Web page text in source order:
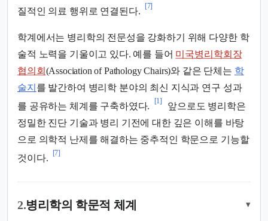
질적인 의료 행위로 연결된다.
[7]
학계에서는 병리학의 전문성을 강화하기 위해 다양한 학
술적 노력을 기울이고 있다. 예를 들어 미국병리학회장
협의회 (Association of Pathology Chairs)와 같은 단체는 학
술지 를 발간하여 병리학 분야의 최신 지식과 연구 성과
를 공유하는 체계를 구축하였다.
[1]
앞으로도 병리학은
정밀한 진단 기술과 병리 기전에 대한 깊은 이해를 바탕
으로 의학적 난제를 해결하는 중추적인 학문으로 기능할
것이다.
[7]
2.병리학의 학문적 체계 ▾